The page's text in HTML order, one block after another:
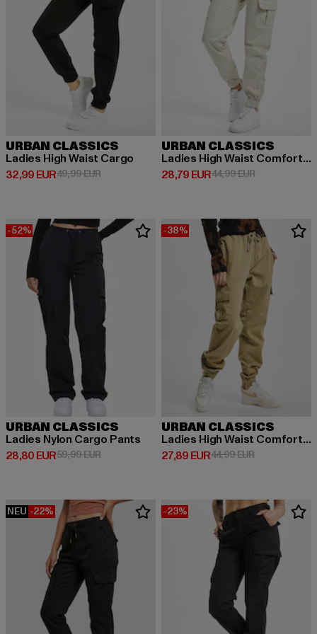
URBAN CLASSICS
Ladies High Waist Cargo
32,99 EUR
Derzeitiger Preis: 32,99 EUR
49,99 EURAktionspreis: 49,99 EUR
URBAN CLASSICS
Ladies High Waist Comfort Jogging
28,79 EUR
Derzeitiger Preis: 28,79 EUR
44,99 EURAktionspreis:
-52%
URBAN CLASSICS
Ladies Nylon Cargo Pants
28,80 EUR
Derzeitiger Preis: 28,80 EUR
59,99 EURAktionspreis: 59,99 EUR
-38%
URBAN CLASSICS
Ladies High Waist Comfort Jogging
27,89 EUR
Derzeitiger Preis: 27,89 EUR
44,99 EURAktionspreis:
NEU -22% -23%